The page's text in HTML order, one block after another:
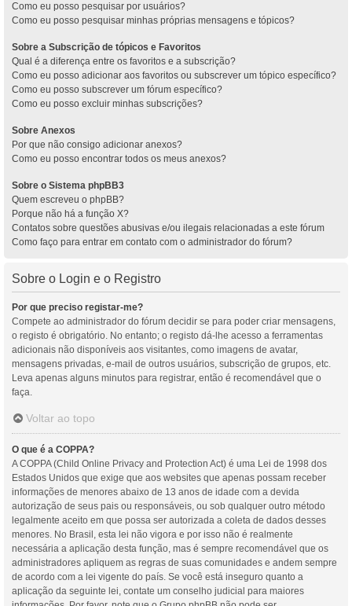
Como eu posso pesquisar por usuários?
Como eu posso pesquisar minhas próprias mensagens e tópicos?
Sobre a Subscrição de tópicos e Favoritos
Qual é a diferença entre os favoritos e a subscrição?
Como eu posso adicionar aos favoritos ou subscrever um tópico específico?
Como eu posso subscrever um fórum específico?
Como eu posso excluir minhas subscrições?
Sobre Anexos
Por que não consigo adicionar anexos?
Como eu posso encontrar todos os meus anexos?
Sobre o Sistema phpBB3
Quem escreveu o phpBB?
Porque não há a função X?
Contatos sobre questões abusivas e/ou ilegais relacionadas a este fórum
Como faço para entrar em contato com o administrador do fórum?
Sobre o Login e o Registro
Por que preciso registar-me?
Compete ao administrador do fórum decidir se para poder criar mensagens,
o registo é obrigatório. No entanto; o registo dá-lhe acesso a ferramentas
adicionais não disponíveis aos visitantes, como imagens de avatar,
mensagens privadas, e-mail de outros usuários, subscrição de grupos, etc.
Leva apenas alguns minutos para registrar, então é recomendável que o
faça.
Voltar ao topo
O que é a COPPA?
A COPPA (Child Online Privacy and Protection Act) é uma Lei de 1998 dos
Estados Unidos que exige que aos websites que apenas possam receber
informações de menores abaixo de 13 anos de idade com a devida
autorização de seus pais ou responsáveis, ou sob qualquer outro método
legalmente aceito em que possa ser autorizada a coleta de dados desses
menores. No Brasil, esta lei não vigora e por isso não é realmente
necessária a aplicação desta função, mas é sempre recomendável que os
administradores apliquem as regras de suas comunidades e andem sempre
de acordo com a lei vigente do país. Se você está inseguro quanto a
aplicação da seguinte lei, contate um conselho judicial para maiores